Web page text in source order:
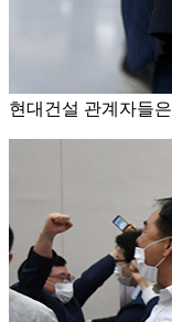
현대건설 관계자들은